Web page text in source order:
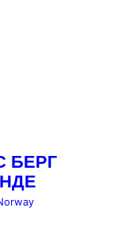
БЕРГ